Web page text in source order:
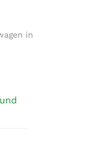
in